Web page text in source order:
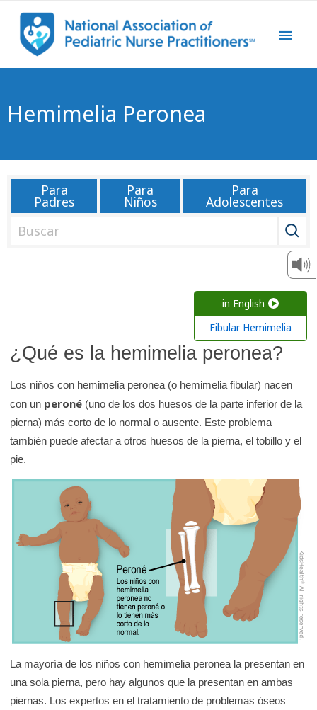
Hemimelia Peronea
Para
Padres
Para
Niños
Para
Adolescentes
n
b
i
b
K
i
d
s
in English
Fibular Hemimelia
¿Qué es la hemimelia peronea?
Los niños con hemimelia peronea (o hemimelia fibular) nacen
con un peroné (uno de los dos huesos de la parte inferior de la
pierna) más corto de lo normal o ausente. Este problema
también puede afectar a otros huesos de la pierna, el tobillo y el
pie.
La mayoría de los niños con hemimelia peronea la presentan en
una sola pierna, pero hay algunos que la presentan en ambas
piernas. Los expertos en el tratamiento de problemas óseos